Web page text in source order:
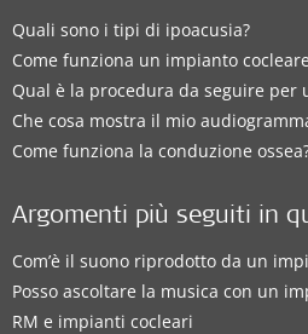
Quali sono i tipi di ipoacusia?
Come funziona un impianto
Qual è la procedura da seguire per
Che cosa mostra il mio
Come funziona la conduzione
Argomenti più seguiti in
Com’è il suono riprodotto da un
Posso ascoltare la musica con un
RM e impianti cocleari